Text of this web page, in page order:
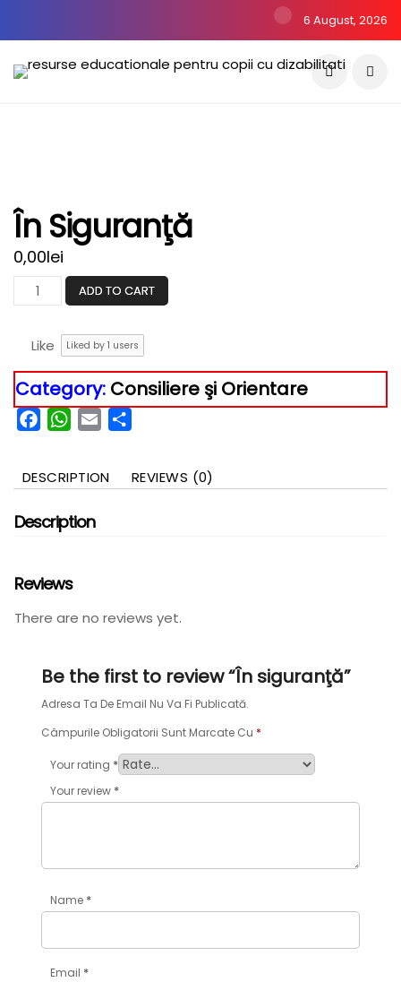
6 August, 2026
În Siguranţă
0,00lei
ADD TO CART
Like Liked by 1 users
Category: Consiliere şi Orientare
FacebookWhatsApp
Email
DESCRIPTION REVIEWS (0)
Description
Reviews
There are no reviews yet.
Be the first to review “În siguranţă”
Adresa Ta De Email Nu Va Fi Publicată.
Câmpurile Obligatorii Sunt Marcate Cu *
Your rating *
Your review *
Name *
Email *